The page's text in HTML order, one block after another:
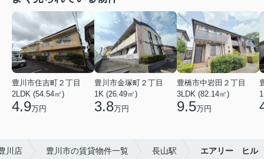
豊川市住吉町２丁目
2LDK (54.54㎡)
4.9万円
豊川市金塚町２丁目
1K (26.49㎡)
3.8万円
豊橋市中岩田２丁目
3LDK (82.14㎡)
9.5万円
川店 豊川市の賃貸物件一覧 長山駅 エアリー ヒル